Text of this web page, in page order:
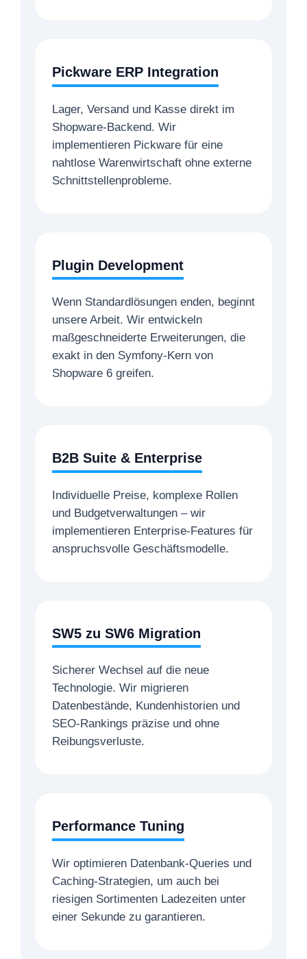
Pickware ERP Integration
Lager, Versand und Kasse direkt im
Shopware-Backend. Wir
implementieren Pickware für eine
nahtlose Warenwirtschaft ohne externe
Schnittstellenprobleme.
Plugin Development
Wenn Standardlösungen enden, beginnt
unsere Arbeit. Wir entwickeln
maßgeschneiderte Erweiterungen, die
exakt in den Symfony-Kern von
Shopware 6 greifen.
B2B Suite & Enterprise
Individuelle Preise, komplexe Rollen
und Budgetverwaltungen – wir
implementieren Enterprise-Features für
anspruchsvolle Geschäftsmodelle.
SW5 zu SW6 Migration
Sicherer Wechsel auf die neue
Technologie. Wir migrieren
Datenbestände, Kundenhistorien und
SEO-Rankings präzise und ohne
Reibungsverluste.
Performance Tuning
Wir optimieren Datenbank-Queries und
Caching-Strategien, um auch bei
riesigen Sortimenten Ladezeiten unter
einer Sekunde zu garantieren.